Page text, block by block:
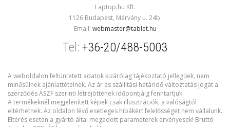
Laptop.hu Kft.
1126 Budapest, Márvány u. 24b.
Email: webmaster@tablet.hu
Tel: +36-20/488-5003
A weboldalon feltüntetett adatok kizárólag tájékoztató jellegűek, nem
minősülnek ajánlattételnek. Az ár és szállítási határidő változtatás jogát a
szerződés ÁSZF szerinti létrejöttének időpontjáig fenntartjuk.
A termékeknél megjelenített képek csak illusztrációk, a valóságtól
eltérhetnek. Az oldalon lévő esetleges hibákért felelősséget nem vállalunk.
Eltérés esetén a gyártó által megadott paraméterek érvényesek! Bruttó